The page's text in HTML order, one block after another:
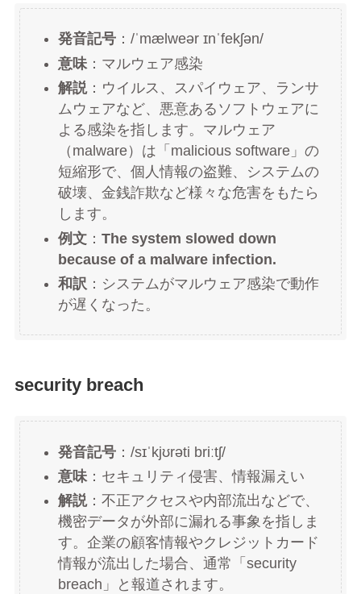
発音記号：/ˈmælweər ɪnˈfekʃən/
意味：マルウェア感染
解説：ウイルス、スパイウェア、ランサ
ムウェアなど、悪意あるソフトウェアに
よる感染を指します。マルウェア
（malware）は「malicious software」の
短縮形で、個人情報の盗難、システムの
破壊、金銭詐欺など様々な危害をもたら
します。
例文： The system slowed down
because of a malware infection.
和訳 ：システムがマルウェア感染で動作
が遅くなった。
security breach
発音記号：/sɪˈkjʊrəti briːtʃ/
意味：セキュリティ侵害、情報漏えい
解説：不正アクセスや内部流出などで、
機密データが外部に漏れる事象を指しま
す。企業の顧客情報やクレジットカード
情報が流出した場合、通常「security
breach」と報道されます。